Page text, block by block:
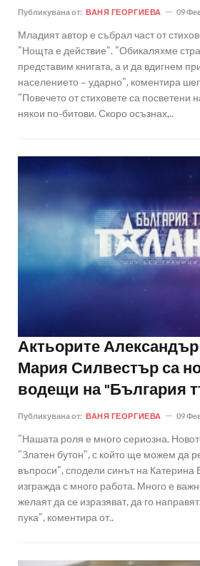
Публикувана от: ВАНЯ ГЕОРГИЕВА 09
Младият автор е събрал част от
"Нощта е действие". "Обикаляхме
представим книгата, а и да вдигнем
населението – ударно", коментира
"Повечето от стиховете са посветени
някои по-битови. Скоро осъзнах,..
Актьорите
Мария Силвестър са
водещи на "България
Публикувана от: ВАНЯ ГЕОРГИЕВА 09
"Нашата роля е много сериозна.
"Златен бутон", с който ще можем да
въпроси", сподели синът на Катерина
изгражда с много работа. Много е
желаят да се изразяват, да го
пука", коментира от..